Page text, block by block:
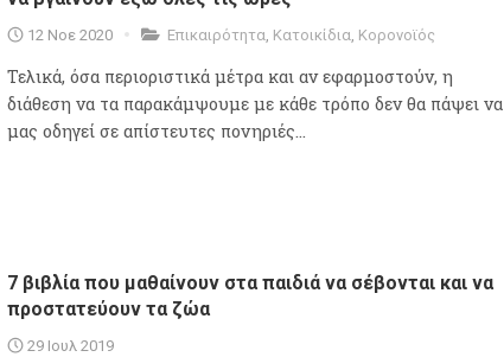
12 Νοε 2020 Επικαιρότητα Κατοικίδια Κορονοϊός
Τελικά, όσα περιοριστικά μέτρα και αν εφαρμοστούν, η
διάθεση να τα παρακάμψουμε με κάθε τρόπο δεν θα πάψει να
μας οδηγεί σε απίστευτες πονηριές...
7 βιβλία που μαθαίνουν στα παιδιά να σέβονται και να
προστατεύουν τα ζώα
29 Ιουλ 2019